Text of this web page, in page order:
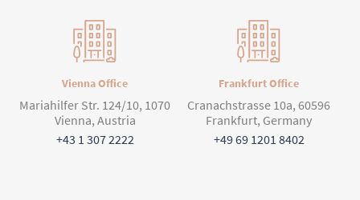
Vienna Office
Mariahilfer Str. 124/10, 1070
Vienna, Austria
+43 1 307 2222
Frankfurt Office
Cranachstrasse 10a, 60596
Frankfurt, Germany
+49 69 1201 8402